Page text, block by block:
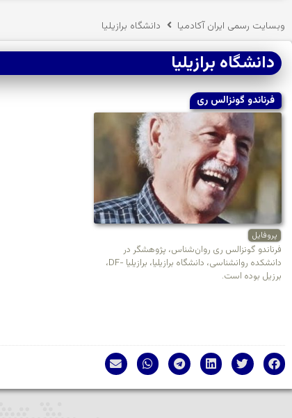
وبسایت رسمی ایران آکادمیا دانشگاه برازیلیا
دانشگاه برازیلیا
فرناندو گونزالس ری
پروفایل
فرناندو گونزالس ری روان‌شناس، پژوهشگر در
دانشکده روانشناسی، دانشگاه برازیلیا، برازیلیا -DF،
برزیل بوده است.